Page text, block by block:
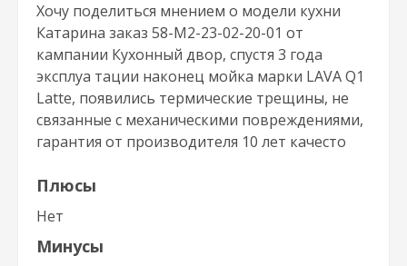
Хочу поделиться мнением о модели кухни
Катарина заказ 58-М2-23-02-20-01 от
кампании Кухонный двор, спустя 3 года
эксплуа тации наконец мойка марки LAVA Q1
Latte, появились термические трещины, не
связанные с механическими повреждениями,
гарантия от производителя 10 лет качесто
Плюсы
Нет
Минусы